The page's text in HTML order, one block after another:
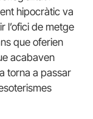
hipocràtic va
l’ofici de metge
que oferien
acabaven
torna a passar